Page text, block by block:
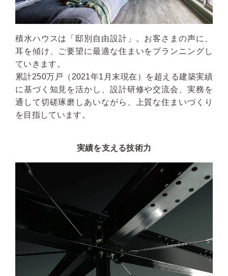
積水ハウスは「邸別自由設計」。お客さまの声に、
耳を傾け、ご要望に最適な住まいをプランニングし
ていきます。
累計250万戸（2021年1月末現在）を超える建築実績
に基づく知見を活かし、設計研修や交流会、実務を
通して切磋琢磨しあいながら、上質な住まいづくり
を目指しています。
実績を支える技術力